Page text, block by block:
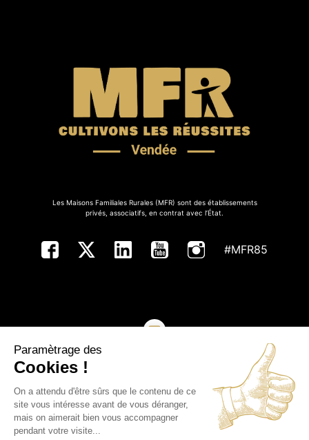
Les Maisons Familiales Rurales (MFR) sont des établissements
privés, associatifs, en contrat avec l’État.
#MFR85
Copyright ©MFR de Vendée - Tous droits réservés
Paramètrage des
Cookies !
On a attendu d'être sûrs que le contenu de ce
site vous intéresse avant de vous déranger,
mais on aimerait bien vous accompagner
pendant votre visite...